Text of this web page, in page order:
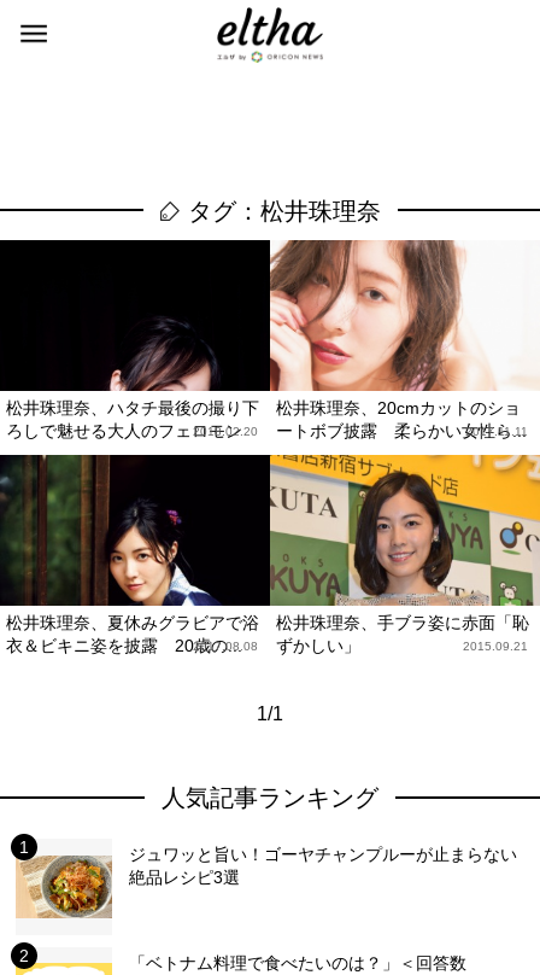
タグ：松井珠理奈
松井珠理奈、ハタチ最後の撮り下
ろしで魅せる大人のフェロモン
2018.02.20
松井珠理奈、20cmカットのショ
ートボブ披露 柔らかい女性ら...
2017.11.11
松井珠理奈、夏休みグラビアで浴
衣＆ビキニ姿を披露 20歳の...
2017.08.08
松井珠理奈、手ブラ姿に赤面「恥
ずかしい」
2015.09.21
1/1
人気記事ランキング
ジュワッと旨い！ゴーヤチャンプルーが止まらない
絶品レシピ3選
「ベトナム料理で食べたいのは？」＜回答数